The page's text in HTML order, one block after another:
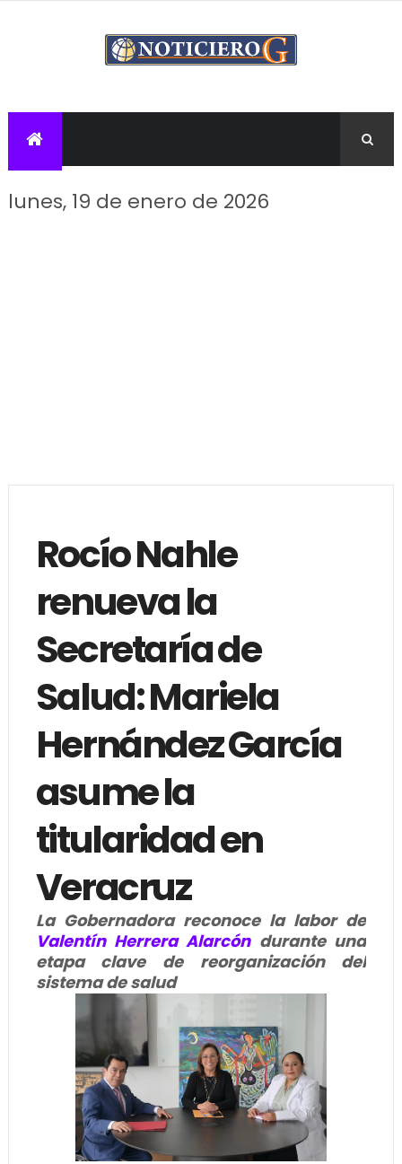
lunes, 19 de enero de 2026
Rocío Nahle
renueva la
Secretaría de
Salud: Mariela
Hernández García
asume la
titularidad en
Veracruz
La Gobernadora reconoce la labor de
Valentín Herrera Alarcóndurante una
etapa clave de reorganización del
sistema de salud